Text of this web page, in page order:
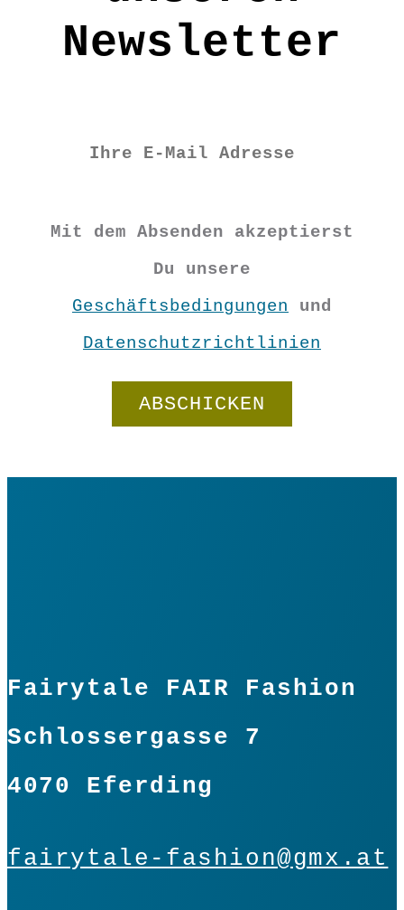
Newsletter
Mit dem Absenden akzeptierst
Du unsere
Geschäftsbedingungen und
Datenschutzrichtlinien
Fairytale FAIR Fashion
Schlossergasse 7
4070 Eferding
fairytale-fashion@gmx.at